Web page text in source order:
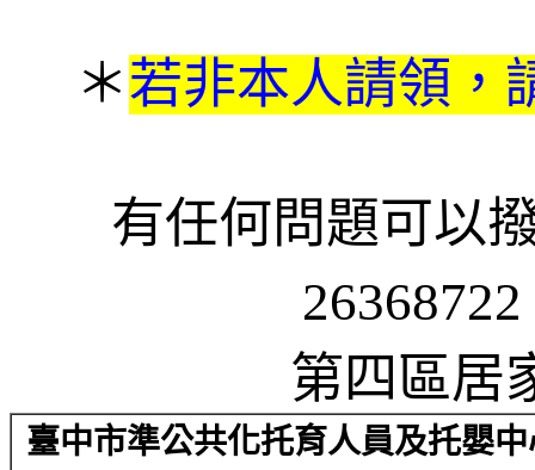
＊若非本人請領，
有任何問題可以
第四區居
臺中市準公共化托育人員及托嬰中